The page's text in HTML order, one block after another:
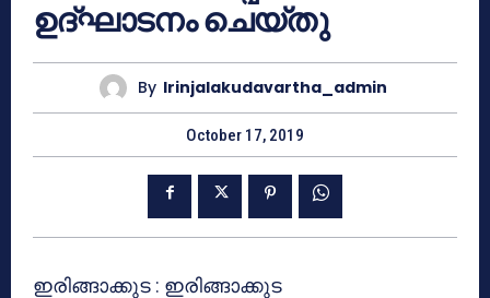
ഉദ്ഘാടനം ചെയ്തു
By Irinjalakudavartha_admin
October 17, 2019
ഇരിങ്ങാക്കുട : ഇരിങ്ങാക്കുട